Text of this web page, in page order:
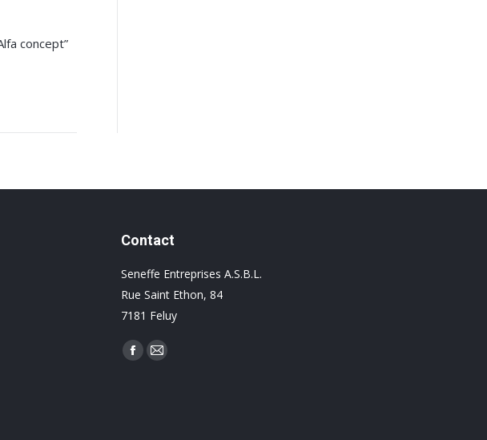
concept”
Contact
Seneffe Entreprises A.S.B.L.
Rue Saint Ethon, 84
7181 Feluy
Trouvez nous sur :
Facebook
Mail